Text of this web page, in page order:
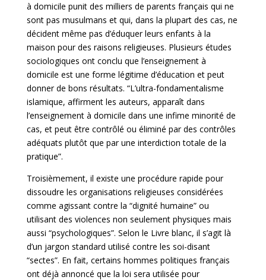
à domicile punit des milliers de parents français qui ne
sont pas musulmans et qui, dans la plupart des cas, ne
décident même pas d’éduquer leurs enfants à la
maison pour des raisons religieuses. Plusieurs études
sociologiques ont conclu que l’enseignement à
domicile est une forme légitime d’éducation et peut
donner de bons résultats. “L’ultra-fondamentalisme
islamique, affirment les auteurs, apparaît dans
l’enseignement à domicile dans une infime minorité de
cas, et peut être contrôlé ou éliminé par des contrôles
adéquats plutôt que par une interdiction totale de la
pratique”.
Troisièmement, il existe une procédure rapide pour
dissoudre les organisations religieuses considérées
comme agissant contre la “dignité humaine” ou
utilisant des violences non seulement physiques mais
aussi “psychologiques”. Selon le Livre blanc, il s’agit là
d’un jargon standard utilisé contre les soi-disant
“sectes”. En fait, certains hommes politiques français
ont déjà annoncé que la loi sera utilisée pour